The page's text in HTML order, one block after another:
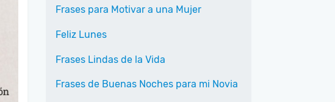
Frases para Motivar a una Mujer
Feliz Lunes
Frases Lindas de la Vida
Frases de Buenas Noches para mi Novia